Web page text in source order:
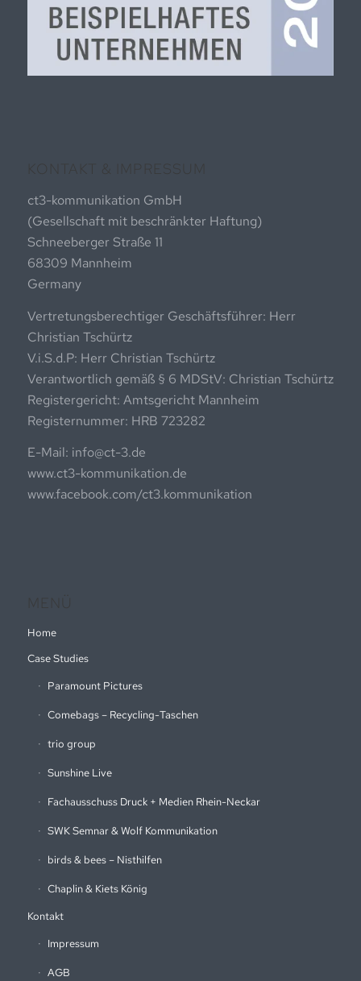
KONTAKT & IMPRESSUM
ct3-kommunikation GmbH
(Gesellschaft mit beschränkter Haftung)
Schneeberger Straße 11
68309 Mannheim
Germany
Vertretungsberechtiger Geschäftsführer: Herr
Christian Tschürtz
V.i.S.d.P: Herr Christian Tschürtz
Verantwortlich gemäß § 6 MDStV: Christian Tschürtz
Registergericht: Amtsgericht Mannheim
Registernummer: HRB 723282
E-Mail: info@ct-3.de
www.ct3-kommunikation.de
www.facebook.com/ct3.kommunikation
MENÜ
Home
Case Studies
Paramount Pictures
Comebags – Recycling-Taschen
trio group
Sunshine Live
Fachausschuss Druck + Medien Rhein-Neckar
SWK Semnar & Wolf Kommunikation
birds & bees – Nisthilfen
Chaplin & Kiets König
Kontakt
Impressum
AGB